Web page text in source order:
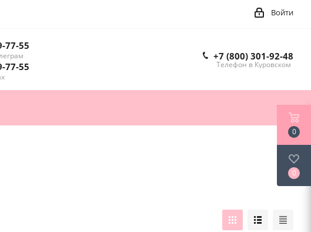
Войти
77-55
77-55
+7 (800) 301-92-48
Телефон в Куровском
0
0